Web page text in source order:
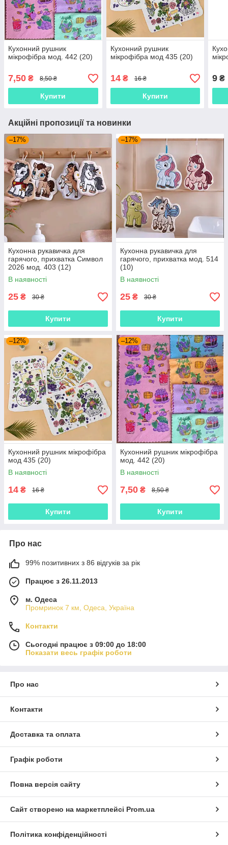
Кухонний рушник
мікрофібра мод. 442 (20)
7,50 ₴ 8,50 ₴
Купити
Кухонний рушник
мікрофібра мод 435 (20)
14₴ 16 ₴
Купити
9 ₴
Акційні пропозиції та новинки
–17%
Кухонна рукавичка для
гарячого, прихватка Символ
2026 мод. 403 (12)
В наявності
25 ₴ 30 ₴
Купити
–17%
Кухонна рукавичка для
гарячого, прихватка мод. 514
(10)
В наявності
25 ₴ 30 ₴
Купити
–12%
Кухонний рушник мікрофібра
мод 435 (20)
В наявності
14 ₴ 16 ₴
Купити
–12%
Кухонний рушник мікрофібра
мод. 442 (20)
В наявності
7,50 ₴ 8,50 ₴
Купити
Про нас
99% позитивних з 86 відгуків за рік
Працює з 26.11.2013
м. Одеса
Промринок 7 км, Одеса, Україна
Контакти
Сьогодні працює з 09:00 до 18:00
Показати весь графік роботи
Про нас
Контакти
Доставка та оплата
Графік роботи
Повна версія сайту
Сайт створено на маркетплейсі Prom.ua
Політика конфіденційності